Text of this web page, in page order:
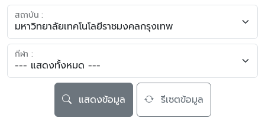
สถาบัน :
กีฬา :
แสดงข้อมูล รีเซตข้อมูล